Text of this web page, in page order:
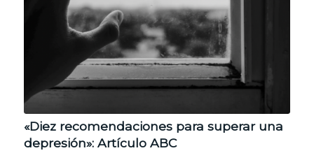
«Diez recomendaciones para superar una
depresión»: Artículo ABC